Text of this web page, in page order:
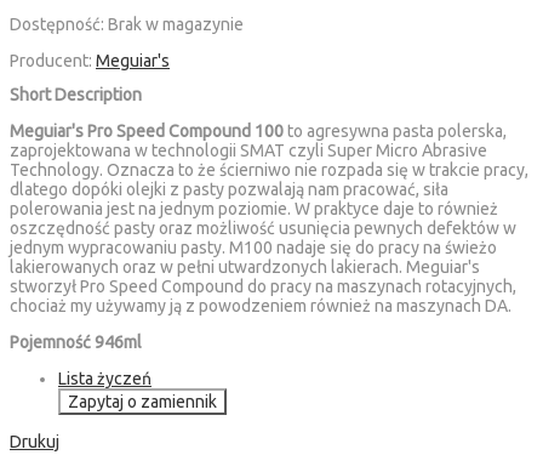
Dostępność: Brak w magazynie
Producent: Meguiar's
Short Description
Meguiar's Pro Speed Compound 100to agresywna pasta polerska,
zaprojektowana w technologii SMAT czyli Super Micro Abrasive
Technology. Oznacza to że ścierniwo nie rozpada się w trakcie pracy,
dlatego dopóki olejki z pasty pozwalają nam pracować, siła
polerowania jest na jednym poziomie. W praktyce daje to również
oszczędność pasty oraz możliwość usunięcia pewnych defektów w
jednym wypracowaniu pasty. M100 nadaje się do pracy na świeżo
lakierowanych oraz w pełni utwardzonych lakierach. Meguiar's
stworzył Pro Speed Compound do pracy na maszynach rotacyjnych,
chociaż my używamy ją z powodzeniem również na maszynach DA.
Pojemność 946ml
Lista życzeń
Zapytaj o zamiennik
Drukuj